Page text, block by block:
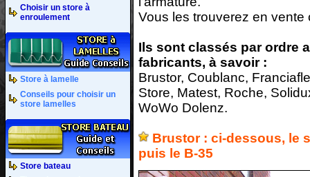
Choisir un store à
enroulement
Store à lamelle
Conseils pour choisir un
store lamelles
Store bateau
Vous les trouverez en
Ils sont classés par ordre
fabricants, à savoir :
Brustor, Coublanc,
Store, Matest, Roche,
WoWo Dolenz.
Brustor : ci-dessous, le
puis le B-35